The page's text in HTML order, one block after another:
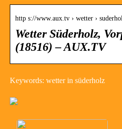
http s://www.aux.tv › wetter ›
Wetter Süderholz,
(18516) – AUX.TV
Keywords: wetter in süderholz